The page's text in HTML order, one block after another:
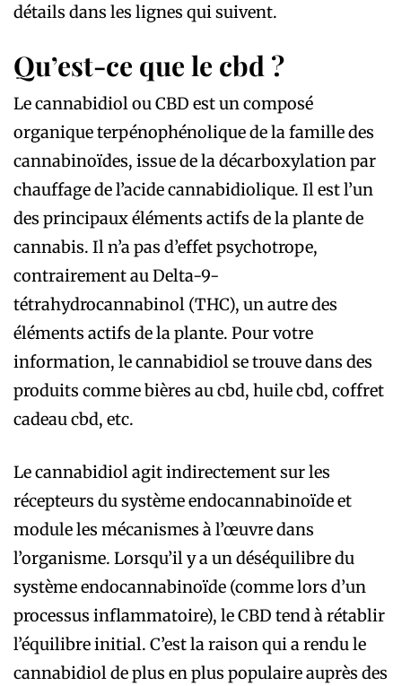
détails dans les lignes qui suivent.
Qu’est-ce que le cbd ?
Le cannabidiol ou CBD est un composé
organique terpénophénolique de la famille des
cannabinoïdes, issue de la décarboxylation par
chauffage de l’acide cannabidiolique. Il est l’un
des principaux éléments actifs de la plante de
cannabis. Il n’a pas d’effet psychotrope,
contrairement au Delta-9-
tétrahydrocannabinol (THC), un autre des
éléments actifs de la plante. Pour votre
information, le cannabidiol se trouve dans des
produits comme bières au cbd, huile cbd, coffret
cadeau cbd, etc.
Le cannabidiol agit indirectement sur les
récepteurs du système endocannabinoïde et
module les mécanismes à l’œuvre dans
l’organisme. Lorsqu’il y a un déséquilibre du
système endocannabinoïde (comme lors d’un
processus inflammatoire), le CBD tend à rétablir
l’équilibre initial. C’est la raison qui a rendu le
cannabidiol de plus en plus populaire auprès des